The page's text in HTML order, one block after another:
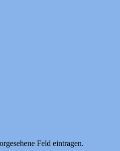
Feld eintragen.